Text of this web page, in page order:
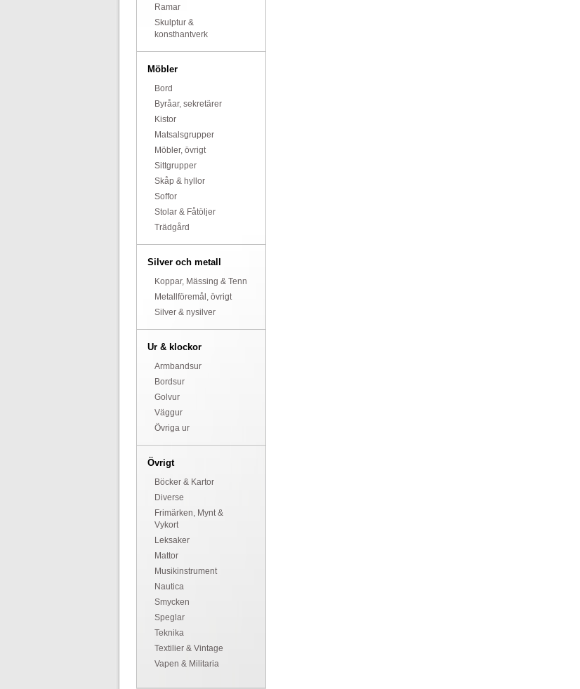
Ramar
Skulptur &
konsthantverk
Möbler
Bord
Byråar, sekretärer
Kistor
Matsalsgrupper
Möbler, övrigt
Sittgrupper
Skåp & hyllor
Soffor
Stolar & Fåtöljer
Trädgård
Silver och metall
Koppar, Mässing & Tenn
Metallföremål, övrigt
Silver & nysilver
Ur & klockor
Armbandsur
Bordsur
Golvur
Väggur
Övriga ur
Övrigt
Böcker & Kartor
Diverse
Frimärken, Mynt &
Vykort
Leksaker
Mattor
Musikinstrument
Nautica
Smycken
Speglar
Teknika
Textilier & Vintage
Vapen & Militaria